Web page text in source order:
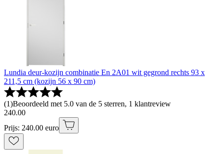
Lundia deur-kozijn combinatie En 2A01 wit gegrond rechts 93 x
211,5 cm (kozijn 56 x 90 cm)
(1)Beoordeeld met 5.0 van de 5 sterren, 1 klantreview
240.00
Prijs: 240.00 euro